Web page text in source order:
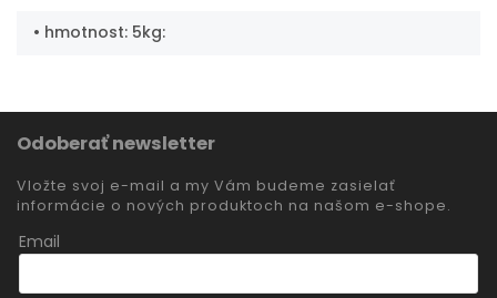
• hmotnost: 5kg:
Odoberať newsletter
Vložte svoj e-mail a my Vám budeme zasielať
informácie o nových produktoch na našom e-shope.
Email